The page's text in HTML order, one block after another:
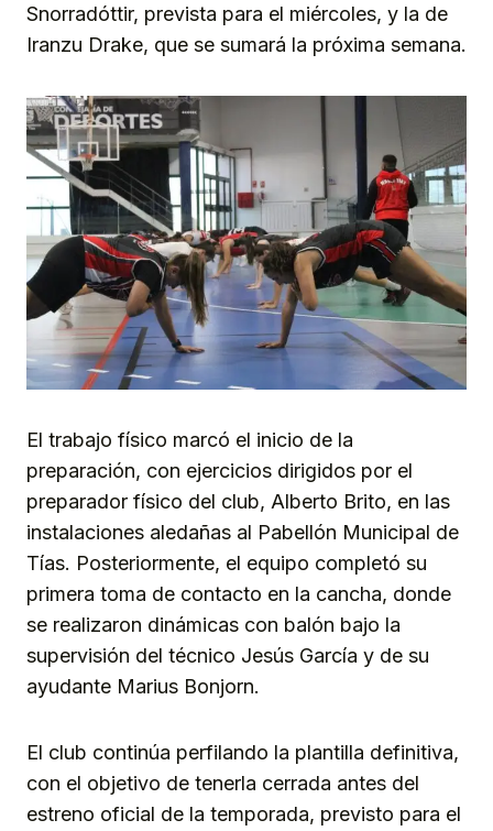
Snorradóttir, prevista para el miércoles, y la de
Iranzu Drake, que se sumará la próxima semana.
El trabajo físico marcó el inicio de la
preparación, con ejercicios dirigidos por el
preparador físico del club, Alberto Brito, en las
instalaciones aledañas al Pabellón Municipal de
Tías. Posteriormente, el equipo completó su
primera toma de contacto en la cancha, donde
se realizaron dinámicas con balón bajo la
supervisión del técnico Jesús García y de su
ayudante Marius Bonjorn.
El club continúa perfilando la plantilla definitiva,
con el objetivo de tenerla cerrada antes del
estreno oficial de la temporada, previsto para el